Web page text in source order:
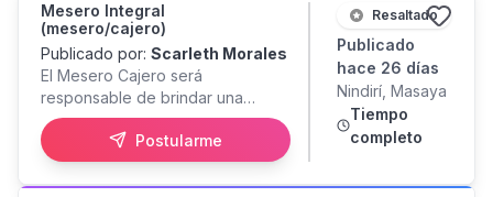
Enviar CV actualizado por
whatsapp. Horario de Lunes a
Sabado 3:00pm a 11:00pm \
Domingo libre NO SE BRINDA
RECORRIDO
Mesero Integral
(mesero/cajero)
Publicado por: Scarleth Morales
El Mesero Cajero será
responsable de brindar una
atención cordial y profesional a
nuestros clientes, tomar órdenes,
servir alimentos y bebidas,
gestionar el proceso de cobro y
Postularme
Resaltado
Publicado
hace 26 días
Nindirí, Masaya
Tiempo
completo